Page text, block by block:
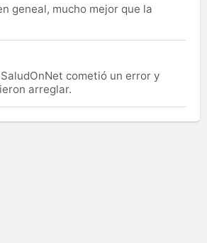
geneal, mucho mejor que la
cometió un error y
arreglar.